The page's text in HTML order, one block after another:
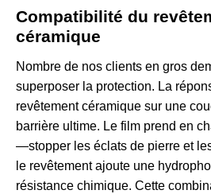
Compatibilité du
céramique
Nombre de nos clients en gros
superposer la protection. La
revêtement céramique sur une
barrière ultime. Le film prend en
—stopper les éclats de pierre et
le revêtement ajoute une
résistance chimique. Cette